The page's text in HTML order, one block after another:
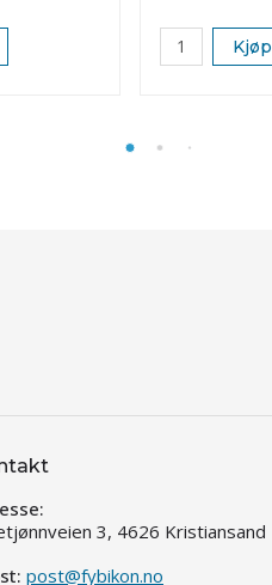
Kjøp
3, 4626 Kristiansand
post@fybikon.no